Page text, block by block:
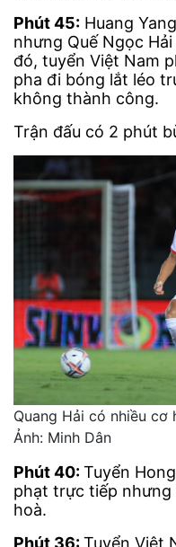
Phút 45: Huang
nhưng Quế Ngọc
đó, tuyển Việt Nam
pha đi bóng lắt léo
không thành công.
Trận đấu có 2 phút
Quang Hải có nhiều cơ
Ảnh: Minh Dân
Phút 40:Tuyển
phạt trực tiếp
hoà.
Phút 36:Tuyển Việt